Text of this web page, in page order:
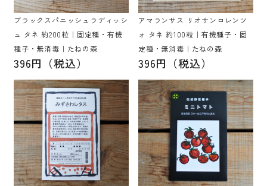
ブラックスパニッシュラディッシ
ュ タネ 約200粒｜固定種・有機
種子・無消毒｜たねの森
396円（税込）
アマランサス リオサンロレンツ
ォ タネ 約100粒｜有機種子・固
定種・無消毒｜たねの森
396円（税込）